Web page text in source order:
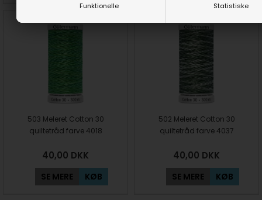
Funktionelle Statistiske
503 Meleret Cotton 30
quiltetråd farve 4018
40,00 DKK
SE MERE KØB
502 Meleret Cotton 30
quiltetråd farve 4037
40,00 DKK
SE MERE KØB